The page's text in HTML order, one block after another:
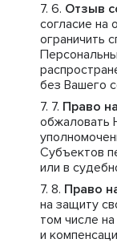
Отзыв
согласие на
ограничить
без Вашего
Право
обжаловать
Субъектов
или в
Право
на защиту
том числе
и